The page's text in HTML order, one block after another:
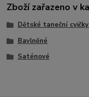
Zboží zařazeno v
Dětské taneční
Bavlněné
Saténové